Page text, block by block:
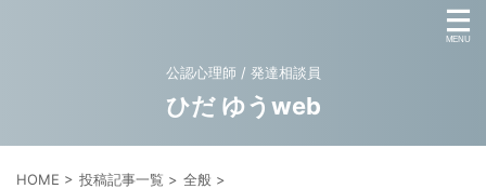
公認心理師 / 発達相談員
ひだ ゆうweb
HOME > 投稿記事一覧 > 全般 >